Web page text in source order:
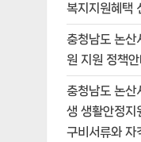
복지지원혜택
충청남도 논산
원 지원 정책
충청남도 논산
생 생활안정지
구비서류와 자